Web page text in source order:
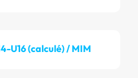
U16 (calculé) / MIM